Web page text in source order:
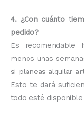
4. ¿Con cuánto
pedido?
Es recomendable
menos unas
si planeas alquilar
Esto te dará
todo esté